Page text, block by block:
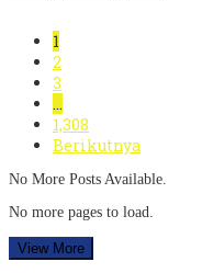
1
2
3
…
1,308
Berikutnya
No More Posts Available.
No more pages to load.
View More